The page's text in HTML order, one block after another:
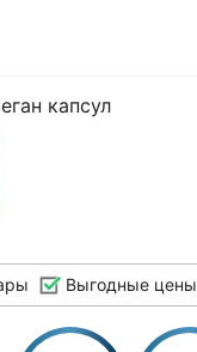
капсул
Выгодные цены